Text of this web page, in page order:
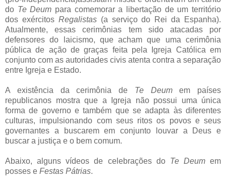
do Te Deum para comemorar a libertação de um território
dos exércitos Regalistas(a serviço do Rei da Espanha).
Atualmente, essas cerimônias tem sido atacadas por
defensores do laicismo, que acham que uma cerimônia
pública de ação de graças feita pela Igreja Católica em
conjunto com as autoridades civis atenta contra a separação
entre Igreja e Estado.
A existência da cerimônia de Te Deumem países
republicanos mostra que a Igreja não possui uma única
forma de governo e também que se adapta às diferentes
culturas, impulsionando com seus ritos os povos e seus
governantes a buscarem em conjunto louvar a Deus e
buscar a justiça e o bem comum.
Abaixo, alguns vídeos de celebrações do Te Deumem
posses e Festas Pátrias.